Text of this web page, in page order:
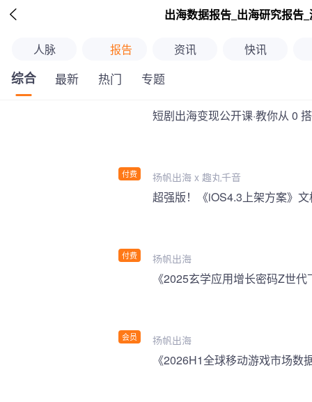
 出海数据报告_出海研究报告
人脉 报告 资讯 快讯
综合 最新 热门 专题
付费
短剧出海变现公开课·教你从 0
扬帆出海 x 趣丸千音
付费 扬帆出海
会员
《2025玄学应用增长密码Z世
扬帆出海
《2026H1全球移动游戏市场数